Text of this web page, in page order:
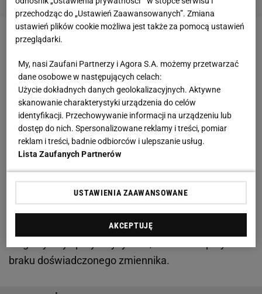
Zobacz wideo
będzie na kilka miesięcy
Koszmar Ter Stegena koszmarem Barcelony
Pożar to oczywiście zdarzenie z końcówki pierwszej
połowy. Wtedy właśnie poważnego urazu kolana
przy lądowaniu po wyskoku doznał Marc-Andre
Stegen.Wedle doniesień Niemiec uszkodził rzepkę,
co może go wyeliminować z gry nawet do końca
w La Liga, więc taka szansa dla
braku doświadczonego zmiennika.
przechodząc do „Ustawień Zaawansowanych”. Zmiana
ustawień plików cookie możliwa jest także za pomocą ustawień
przeglądarki.
My, nasi Zaufani Partnerzy i Agora S.A. możemy przetwarzać
dane osobowe w następujących celach:
Użycie dokładnych danych geolokalizacyjnych. Aktywne
skanowanie charakterystyki urządzenia do celów
identyfikacji. Przechowywanie informacji na urządzeniu lub
dostęp do nich. Spersonalizowane reklamy i treści, pomiar
reklam i treści, badnie odbiorców i ulepszanie usług.
Lista Zaufanych Partnerów
USTAWIENIA ZAAWANSOWANE
AKCEPTUJĘ